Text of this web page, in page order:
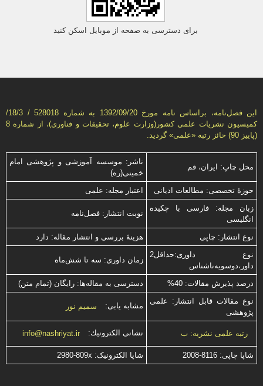
برای دسترسی به صفحه از موبایل اسکن کنید
این فصل‌نامه، براساس نامه مورخ 1392/09/20 به شماره 528018 / 18/3/
كمیسیون نشریات علمی كشور(وزارت علوم، تحقیقات و فناوری)، از شماره 8
(پاییز 90) حائز رتبه «علمی» گردید.
محل چاپ: ایران، قم
ناشر: موسسه آموزشی و پژوهشی امام
خمینی(ره)
حوزۀ تخصصی: مطالعات ادیانی
اعتبار مجله: علمی
زبان مجله: فارسی با چكیده
انگلیسی
نوبت انتشار: فصل‌نامه
نوع انتشار: چاپی
هزینۀ بررسی و انتشار مقاله: دارد
نوع داوری:حداقل2
داور،دوسویه‌ناشناس
زمان داوری: سه تا شش‌ماه
درصد پذیرش مقالات: 40%
دسترسی به مقاله‌ها: رایگان (تمام متن)
نوع مقالات قابل انتشار: علمی
پژوهشی
مشابه یابی: سمیم نور
رتبه علمی نشریه: ب نشانی الكترونیك: info@nashriyat.ir
شاپا چاپی: 2008-8116 شاپا الکترونیک: 2980-809x